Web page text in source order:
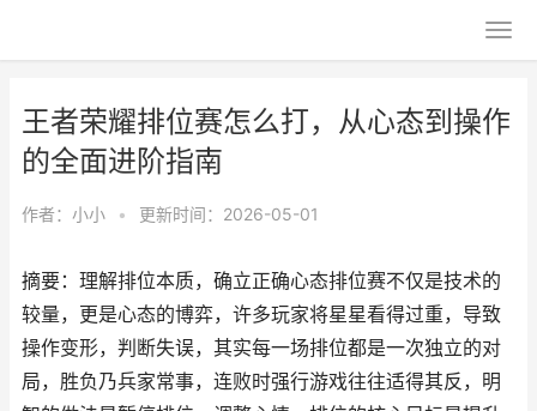
王者荣耀排位赛怎么打，从心态到操作
的全面进阶指南
作者： 小小 • 更新时间：2026-05-01
摘要：理解排位本质，确立正确心态排位赛不仅是技术的
较量，更是心态的博弈，许多玩家将星星看得过重，导致
操作变形，判断失误，其实每一场排位都是一次独立的对
局，胜负乃兵家常事，连败时强行游戏往往适得其反，明